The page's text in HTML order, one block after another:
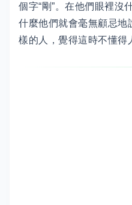
個字“剛”。在他們眼裡沒
什麼他們就會毫無顧忌地
樣的人，覺得這時不懂得